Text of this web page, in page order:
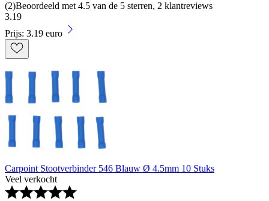
(2)Beoordeeld met 4.5 van de 5 sterren, 2 klantreviews
3.19
Prijs: 3.19 euro
Carpoint Stootverbinder 546 Blauw Ø 4.5mm 10 Stuks
Veel verkocht